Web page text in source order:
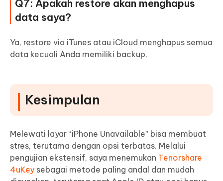
Q7: Apakah restore akan menghapus
data saya?
Ya, restore via iTunes atau iCloud menghapus semua
data kecuali Anda memiliki backup.
Kesimpulan
Melewati layar “iPhone Unavailable” bisa membuat
stres, terutama dengan opsi terbatas. Melalui
pengujian ekstensif, saya menemukan Tenorshare
4uKey sebagai metode paling andal dan mudah